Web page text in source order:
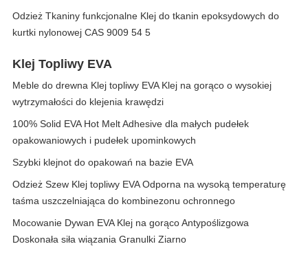
Odzież Tkaniny funkcjonalne Klej do tkanin epoksydowych do
kurtki nylonowej CAS 9009 54 5
Klej Topliwy EVA
Meble do drewna Klej topliwy EVA Klej na gorąco o wysokiej
wytrzymałości do klejenia krawędzi
100% Solid EVA Hot Melt Adhesive dla małych pudełek
opakowaniowych i pudełek upominkowych
Szybki klejnot do opakowań na bazie EVA
Odzież Szew Klej topliwy EVA Odporna na wysoką temperaturę
taśma uszczelniająca do kombinezonu ochronnego
Mocowanie Dywan EVA Klej na gorąco Antypoślizgowa
Doskonała siła wiązania Granulki Ziarno